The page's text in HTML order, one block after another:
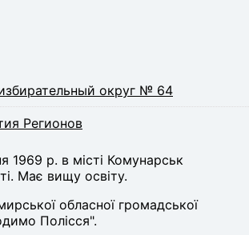
округ № 64
Регионов
1969 р. в місті Комунарськ
Має вищу освіту.
обласної громадської
Полісся".